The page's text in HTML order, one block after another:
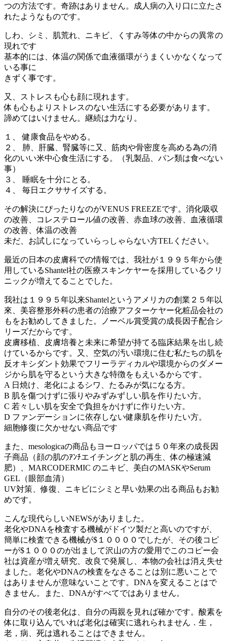
つの方法です。奇跡はありません。成人病の入り口に立たさ
れたようなものです。
しわ、シミ、肌荒れ、ニキビ、くすみ等体の中からの異常の
現れです
基本的には、体温の関係で血液循環がうまくいかなくなって
いる事に
きずく事です。
又、ストレスも心も顔に現れます。
体も心もよりストレスのない生活にする必要があります。
諦めてはいけません。継続は力なり。
１、 健康食品をやめる。
２、 肺、肝臓、腎臓等に又、筋肉や骨密度を高める為の消
化のいい米中心食生活にする。（乳製品、パン類は食べない
事）
３、 睡眠を十分にとる。
４、 毎日エクササイズする。
その解決にぴったりなのがVENUS FREEZEです。消化吸収
の改善、コレステロール値の改善、赤血球の改善、血液循環
の改善、体温の改善
未だ、お試しになっていらっしゃらない方TELください。
最近の日本の皮膚科での情報では、我社が１９９５年から使
用しているShantel社の医療スキンケヤーを採用しているクリ
ニックが増えてることでした。
我社は１９９５年以来Shantelというアメリカの創業２５年以
來、美容整形外科の患者の治療アフターケヤー化粧品会社の
もをお勧めしてきました。ノーベル賞受賞の成長因子配合シ
リーズだからです。
皮膚移植、皮膚培養と未来に希望が持てる臨床結果を出し続
けているからです。又、空気の汚い環境に住む私たちの肌を
反オキシダント効果でフリーラディカルや環境からのダメー
ジから肌を守るという大きな特徴をもえいるからです。
A 日焼け、老化によるシワ、たるみが気になる方。
B 肌を傷つけずに張りやみずみずしい肌を作りたい方。
C 若々しい肌を安全で負担をかけずに作りたい方。
D ファンデーションに依存しない健康肌を作りたい方。
細胞修復に欠かせない商品です
また、mesologicaの商品もヨーロッパでは５０年來の成長因
子商品（顔の肌のｱﾝﾁエイチングと肌の再生、体の極速減
肥）、MARCODERMIC のニキビ、美白のMASKやSerum
GEL（眼部血清）
UV対策、修復、ニキビにシミと早い効果の出る商品もお勧
めです。
こんな現代らしいNEWSがありました。
老化やDNAを検査する機械がドイツ製だと高いのですが、
簡単に検査できる機械が$１００００でしたが、その後コピ
ーが$１０００のが出まして沢山の方の愛用でこのコピー会
社は資産が増え研究、改良で発展し、本物の会社は消え失せ
ました。老化やDNAの検査をなさることは別に悪いことで
はありませんが意味ないことです。DNAを変えることはで
きません。また、DNAがすべてではありません。
自分のその後老化は、自分の両親を見れば確かです。酸素を
体に取り込んでいれば老化は確実に逃れられません．生，
老，病、死は逃れることはできません。